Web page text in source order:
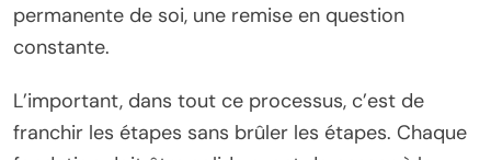
permanente de soi, une remise en question
constante.
L’important, dans tout ce processus, c’est de
franchir les étapes sans brûler les étapes. Chaque